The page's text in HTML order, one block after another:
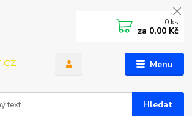
Menu
Hledat
0 ks
za 0,00 Kč